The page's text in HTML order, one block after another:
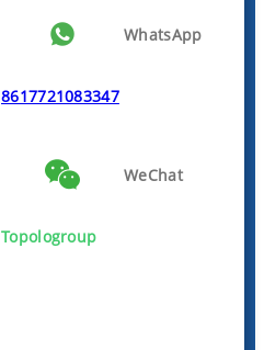
WhatsApp
8617721083347
WeChat
Topologroup